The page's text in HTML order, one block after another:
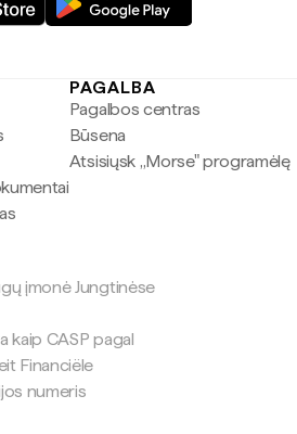
PAGALBA
Pagalbos centras
Būsena
Atsisiųsk „Morse" programėlę
įmonė Jungtinėse
kaip CASP pagal
Financiële
numeris